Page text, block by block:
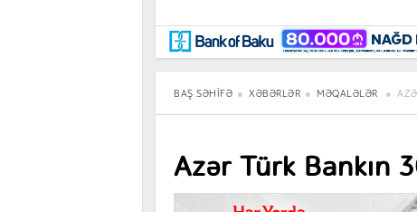
Maraqlı
BancoTV
Müsahibə
BAŞ SƏHIFƏ XƏBƏRLƏR MƏQALƏLƏR
Azər Türk Bankın